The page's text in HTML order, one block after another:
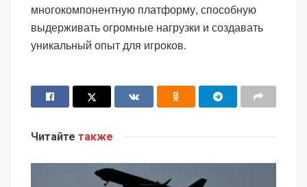
многокомпонентную платформу, способную
выдерживать огромные нагрузки и создавать
уникальный опыт для игроков.
Читайте также